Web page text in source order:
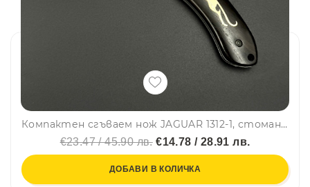
Компактен сгъваем нож JAGUAR 1312-1, стомана 420A, месинг и махагон
€23.47 / 45.90 лв.€14.78 / 28.91 лв.
ДОБАВИ В КОЛИЧКА